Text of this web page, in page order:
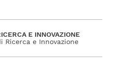
E INNOVAZIONE
Ricerca e Innovazione